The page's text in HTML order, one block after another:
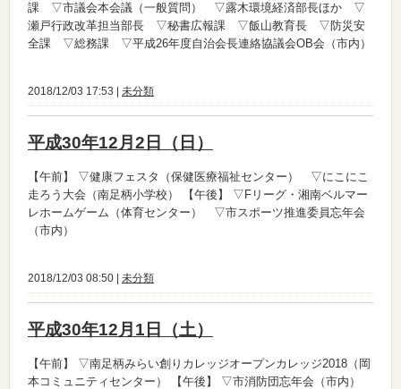
課 ▽市議会本会議（一般質問） ▽露木環境経済部長ほか ▽
瀬戸行政改革担当部長 ▽秘書広報課 ▽飯山教育長 ▽防災安
全課 ▽総務課 ▽平成26年度自治会長連絡協議会OB会（市内）
2018/12/03 17:53 | 未分類
平成30年12月2日（日）
【午前】
▽健康フェスタ（保健医療福祉センター） ▽にこにこ
走ろう大会（南足柄小学校）
【午後】
▽Fリーグ・湘南ベルマー
レホームゲーム（体育センター） ▽市スポーツ推進委員忘年会
（市内）
2018/12/03 08:50 | 未分類
平成30年12月1日（土）
【午前】
▽南足柄みらい創りカレッジオープンカレッジ2018（岡
本コミュニティセンター）
【午後】 ▽市消防団忘年会（市内）